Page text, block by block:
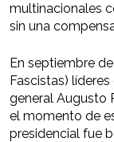
multinacionales
sin una
En septiembre
Fascistas)
general Augusto
el momento de
presidencial fue